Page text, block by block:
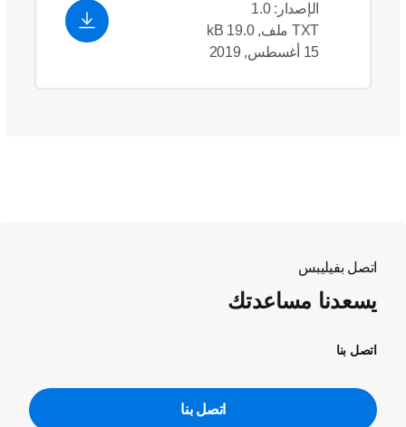
الإصدار: 1.0
TXT ملف, 19.0 kB
15 أغسطس, 2019
اتصل بفيليبس
يسعدنا مساعدتك
اتصل بنا
اتصل بنا